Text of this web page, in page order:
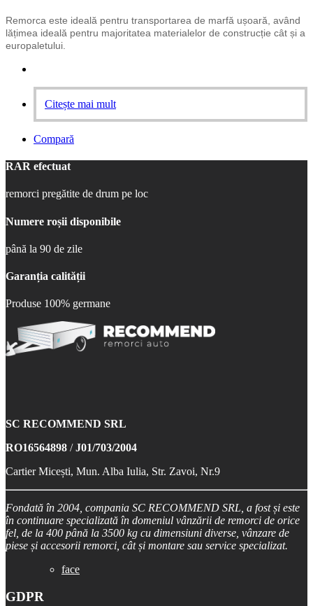
Remorca este ideală pentru transportarea de marfă ușoară, având
lățimea ideală pentru majoritatea materialelor de construcție cât și a
europaletului.
Citește mai mult
Compară
RAR efectuat
remorci pregătite de drum pe loc
Numere roșii disponibile
până la 90 de zile
Garanția calității
Produse 100% germane
SC RECOMMEND SRL
RO16564898 /J01/703/2004
Cartier Micești, Mun. Alba Iulia, Str. Zavoi, Nr.9
Fondată în 2004, compania SC RECOMMEND SRL, a fost și este
în continuare specializată în domeniul vânzării de remorci de orice
fel, de la 400 până la 3500 kg cu dimensiuni diverse, vânzare de
piese și accesorii remorci, cât și montare sau service specializat.
face
GDPR